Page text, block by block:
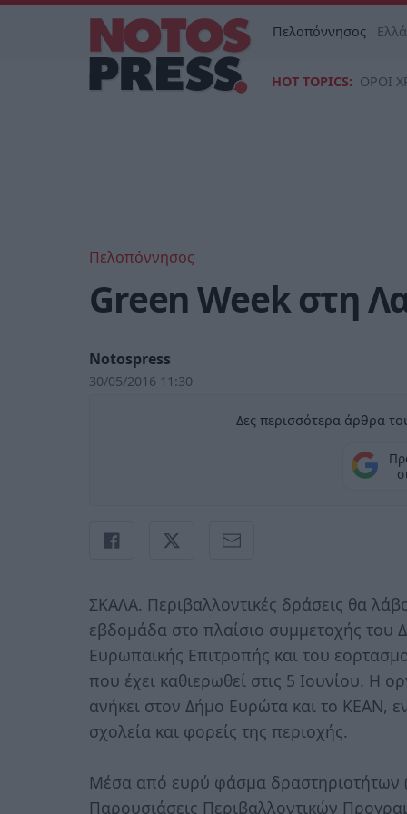
Πελοπόννησος
HOT TOPICS: ΟΡΟΙ
Πελοπόννησος
Green Week στη
Notospress
30/05/2016 11:30
Δες περισσότερα άρθρα
ΣΚΑΛΑ. Περιβαλλοντικές δράσεις θα
εβδομάδα στο πλαίσιο συμμετοχής του
Ευρωπαϊκής Επιτροπής και του
που έχει καθιερωθεί στις 5 Ιουνίου. Η
ανήκει στον Δήμο Ευρώτα και το ΚΕΑΝ,
σχολεία και φορείς της περιοχής.
Μέσα από ευρύ φάσμα δραστηριοτήτων
Παρουσιάσεις Περιβαλλοντικών